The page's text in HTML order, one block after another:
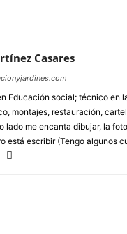
Casares
Educación social; técnico en
montajes, restauración,
lado me encanta dibujar, la
está escribir (Tengo algunos